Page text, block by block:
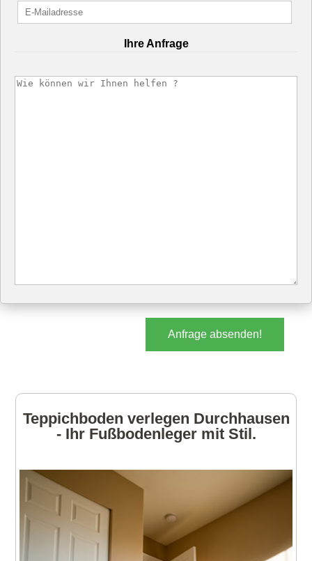
Ihre Anfrage
Anfrage absenden!
Teppichboden verlegen Durchhausen
- Ihr Fußbodenleger mit Stil.